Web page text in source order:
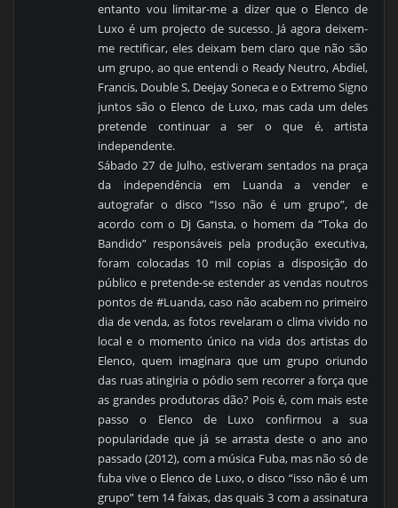
entanto vou limitar-me a dizer que o Elenco de
Luxo é um projecto de sucesso. Já agora deixem-
me rectificar, eles deixam bem claro que não são
um grupo, ao que entendi o Ready Neutro, Abdiel,
Francis, Double S, Deejay Soneca e o Extremo Signo
juntos são o Elenco de Luxo, mas cada um deles
pretende continuar a ser o que é, artista
independente.
Sábado 27 de Julho, estiveram sentados na praça
da independência em Luanda a vender e
autografar o disco “Isso não é um grupo”, de
acordo com o Dj Gansta, o homem da “Toka do
Bandido” responsáveis pela produção executiva,
foram colocadas 10 mil copias a disposição do
público e pretende-se estender as vendas noutros
pontos de #Luanda, caso não acabem no primeiro
dia de venda, as fotos revelaram o clima vivido no
local e o momento único na vida dos artistas do
Elenco, quem imaginara que um grupo oriundo
das ruas atingiria o pódio sem recorrer a força que
as grandes produtoras dão? Pois é, com mais este
passo o Elenco de Luxo confirmou a sua
popularidade que já se arrasta deste o ano ano
passado (2012), com a música Fuba, mas não só de
fuba vive o Elenco de Luxo, o disco “isso não é um
grupo” tem 14 faixas, das quais 3 com a assinatura